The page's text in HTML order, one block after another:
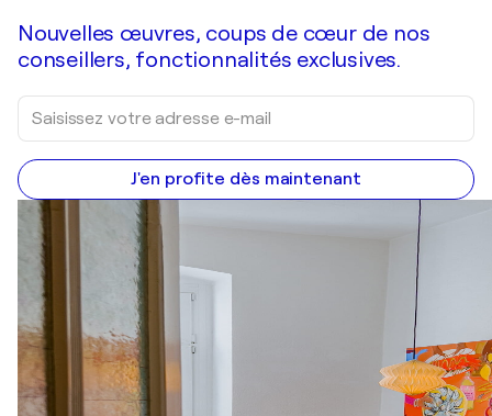
Nouvelles œuvres, coups de cœur de nos
conseillers, fonctionnalités exclusives.
J'en profite dès maintenant